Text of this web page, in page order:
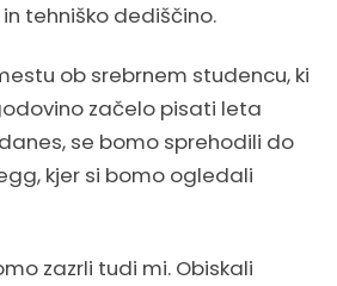
tehniško dediščino.
ob srebrnem studencu, ki
začelo pisati leta
se bomo sprehodili do
kjer si bomo ogledali
zazrli tudi mi. Obiskali